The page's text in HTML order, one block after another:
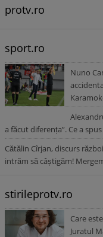
protv.ro
sport.ro
Nuno
a făcut diferența”. Ce a
Cătălin Cîrjan, discurs
intrăm să câștigăm!
stirileprotv.ro
Care
Juratul